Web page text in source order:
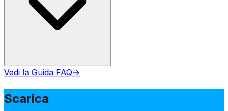
disponibili senza alcun costo.
disponibili nel testo originale in ebraico insieme a
traduzioni e traslitterazioni in italiano.
Vedi la Guida FAQ→
Scarica